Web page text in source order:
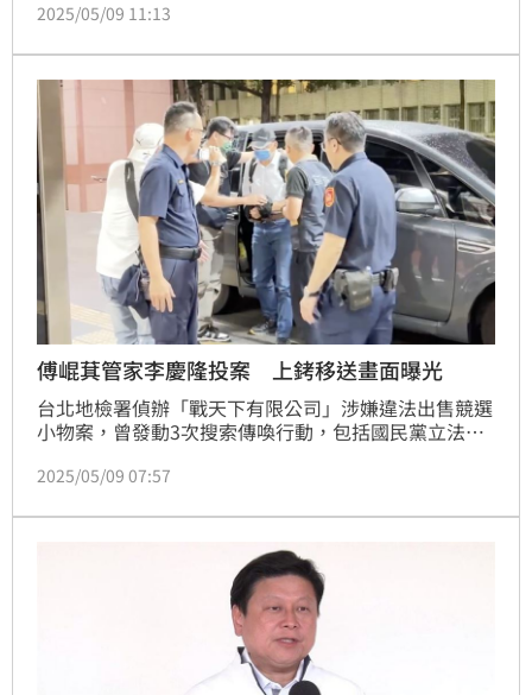
後續偵辦屢次傳拘無著，北檢5月2日發布通緝。9日下
100萬元交保，限制出境、出海、住居，需戴電子腳
鐐。
2025/05/09 11:13
傅崐萁管家李慶隆投案 上銬移送畫面曝光
台北地檢署偵辦「戰天下有限公司」涉嫌違法出售競選
小物案，曾發動3次搜索傳喚行動，包括國民黨立法院
著，台北地檢署2日發布通緝。9日下午，李慶隆在律師
複訊。抵達北檢時，李慶隆戴著手銬的手以衣物遮住，
面對媒體追問「是受傅崐萁指示躲藏嗎」等問題，皆不
2025/05/09 07:57